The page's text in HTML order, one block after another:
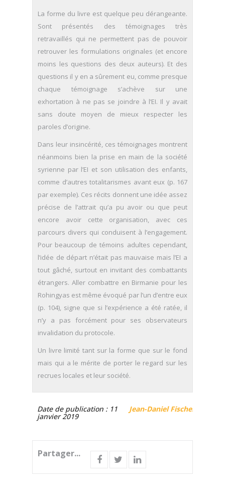
La forme du livre est quelque peu dérangeante.
Sont présentés des témoignages très
retravaillés qui ne permettent pas de pouvoir
retrouver les formulations originales (et encore
moins les questions des deux auteurs). Et des
questions il y en a sûrement eu, comme presque
chaque témoignage s’achève sur une
exhortation à ne pas se joindre à l’EI. Il y avait
sans doute moyen de mieux respecter les
paroles d’origine.
Dans leur insincérité, ces témoignages montrent
néanmoins bien la prise en main de la société
syrienne par l’EI et son utilisation des enfants,
comme d’autres totalitarismes avant eux (p. 167
par exemple). Ces récits donnent une idée assez
précise de l’attrait qu’a pu avoir ou que peut
encore avoir cette organisation, avec ces
parcours divers qui conduisent à l’engagement.
Pour beaucoup de témoins adultes cependant,
l’idée de départ n’était pas mauvaise mais l’EI a
tout gâché, surtout en invitant des combattants
étrangers. Aller combattre en Birmanie pour les
Rohingyas est même évoqué par l’un d’entre eux
(p. 104), signe que si l’expérience a été ratée, il
n’y a pas forcément pour ses observateurs
invalidation du protocole.
Un livre limité tant sur la forme que sur le fond
mais qui a le mérite de porter le regard sur les
recrues locales et leur société.
Jean-Daniel Fischer
Date de publication : 11
janvier 2019
Partager...